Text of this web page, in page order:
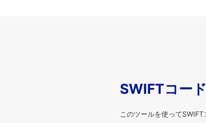
SWIFTコー
このツールを使って